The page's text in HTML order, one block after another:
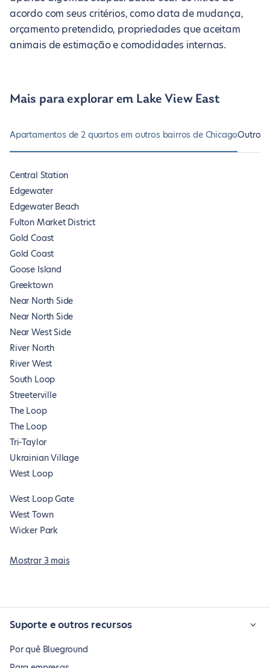
acordo com seus critérios, como data de mudança,
orçamento pretendido, propriedades que aceitam
animais de estimação e comodidades internas.
Mais para explorar em Lake View East
Apartamentos de 2 quartos em outros bairros de ChicagoOutros
Central Station
Edgewater
Edgewater Beach
Fulton Market District
Gold Coast
Gold Coast
Goose Island
Greektown
Near North Side
Near North Side
Near West Side
River North
River West
South Loop
Streeterville
The Loop
The Loop
Tri-Taylor
Ukrainian Village
West Loop
West Loop Gate
West Town
Wicker Park
Mostrar 3 mais
Suporte e outros recursos
Por quê Blueground